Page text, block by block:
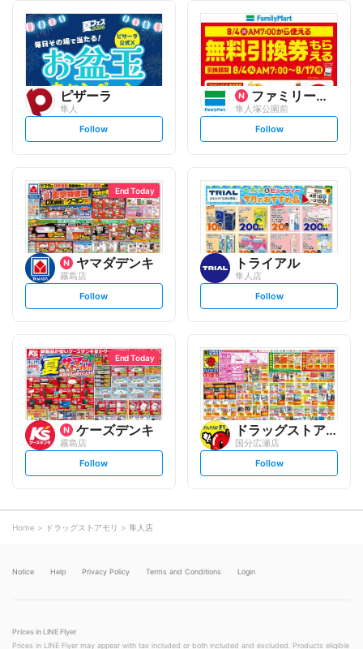
ピザーラ
隼人
s
t
l
o
w
Follow
ファミリーマート
隼人塚公園前
s
t
o
w
Follow
End Today
ヤマダデンキ
霧島店
s
t
l
o
w
Follow
トライアル
隼人店
s
t
l
o
w
Follow
End Today
ケーズデンキ
霧島店
s
t
o
w
Follow
ドラッグストアモリ
国分広瀬店
s
t
Follow
Home ドラッグストアモリ 隼人店
Notice Help Privacy Policy Terms and Conditions Login
Prices in LINE Flyer
Prices in LINE Flyer may appear with tax included or both included and excluded. Products eligible